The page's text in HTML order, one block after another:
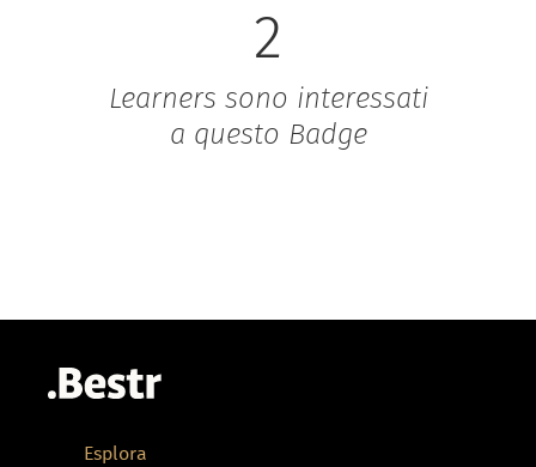
2
Learners sono interessati
a questo Badge
Esplora